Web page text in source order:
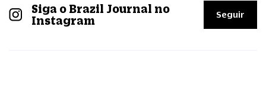
Siga o Brazil Journal no
Instagram
Seguir